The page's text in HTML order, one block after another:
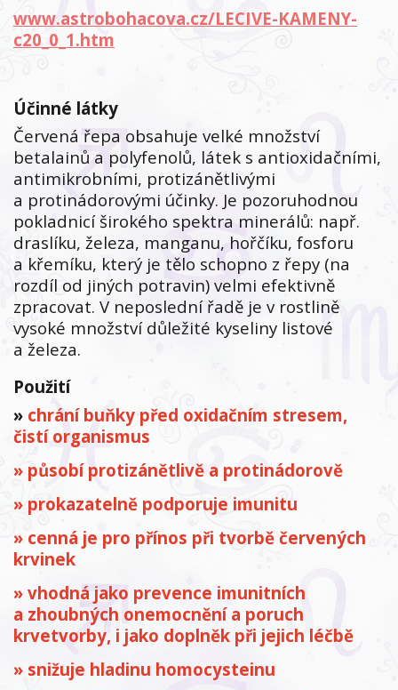
www.astrobohacova.cz/LECIVE-KAMENY-
c20_0_1.htm
Účinné látky
Červená řepa obsahuje velké množství
betalainů a polyfenolů, látek s antioxidačními,
antimikrobními, protizánětlivými
a protinádorovými účinky. Je pozoruhodnou
pokladnicí širokého spektra minerálů: např.
draslíku, železa, manganu, hořčíku, fosforu
a křemíku, který je tělo schopno z řepy (na
rozdíl od jiných potravin) velmi efektivně
zpracovat. V neposlední řadě je v rostlině
vysoké množství důležité kyseliny listové
a železa.
Použití
» chrání buňky před oxidačním stresem,
čistí organismus
» působí protizánětlivě a protinádorově
» prokazatelně podporuje imunitu
» cenná je pro přínos při tvorbě červených
krvinek
» vhodná jako prevence imunitních
a zhoubných onemocnění a poruch
krvetvorby, i jako doplněk při jejich léčbě
» snižuje hladinu homocysteinu